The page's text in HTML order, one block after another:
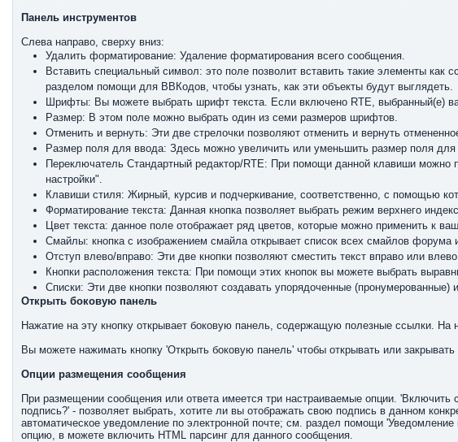
Панель инструментов
Слева направо, сверху вниз:
Удалить форматирование: Удаление форматирования всего сообщения.
Вставить специальный символ: это поле позволит вставить такие элементы
разделом помощи для ВВКодов, чтобы узнать, как эти объекты будут выглядеть.
Шрифты: Вы можете выбрать шрифт текста. Если включено RTE, выбранный(е)
Размер: В этом поле можно выбрать один из семи размеров шрифтов.
Отменить и вернуть: Эти две стрелочки позволяют отменить и вернуть
Размер поля для ввода: Здесь можно увеличить или уменьшить размер поля
Переключатель Стандартный редактор/RTE: При помощи данной клавиши
настройки".
Клавиши стиля: Жирный, курсив и подчеркивание, соответственно, с помощью
Форматирование текста: Данная кнопка позволяет выбрать режим верхнего
Цвет текста: данное поле отображает ряд цветов, которые можно применить к
Смайлы: кнопка с изображением смайла открывает список всех смайлов форума
Отступ влево/вправо: Эти две кнопки позволяют сместить текст вправо или
Кнопки расположения текста: При помощи этих кнопок вы можете выбрать
Списки: Эти две кнопки позволяют создавать упорядоченные (пронумерованные)
Открыть боковую панель
Нажатие на эту кнопку открывает боковую панель, содержащую полезные ссылки.
Вы можете нажимать кнопку 'Открыть боковую панель' чтобы открывать или
Опции размещения сообщения
При размещении сообщения или ответа имеется три настраиваемые опции.
подпись?' - позволяет выбрать, хотите ли вы отображать свою подпись в данном
автоматическое уведомление по электронной почте; см. раздел помощи
опцию, в можете включить HTML парсинг для данного сообщения.